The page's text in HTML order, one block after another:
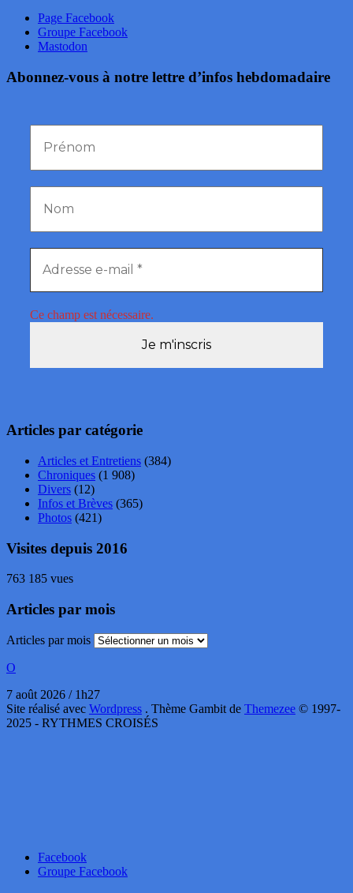
Page Facebook
Groupe Facebook
Mastodon
Abonnez-vous à notre lettre d’infos hebdomadaire
Ce champ est nécessaire.
Articles par catégorie
Articles et Entretiens (384)
Chroniques (1 908)
Divers (12)
Infos et Brèves (365)
Photos (421)
Visites depuis 2016
763 185 vues
Articles par mois
Articles par mois
O
7 août 2026 / 1h27
Site réalisé avec Wordpress . Thème Gambit de Themezee © 1997-
2025 - RYTHMES CROISÉS
Facebook
Groupe Facebook